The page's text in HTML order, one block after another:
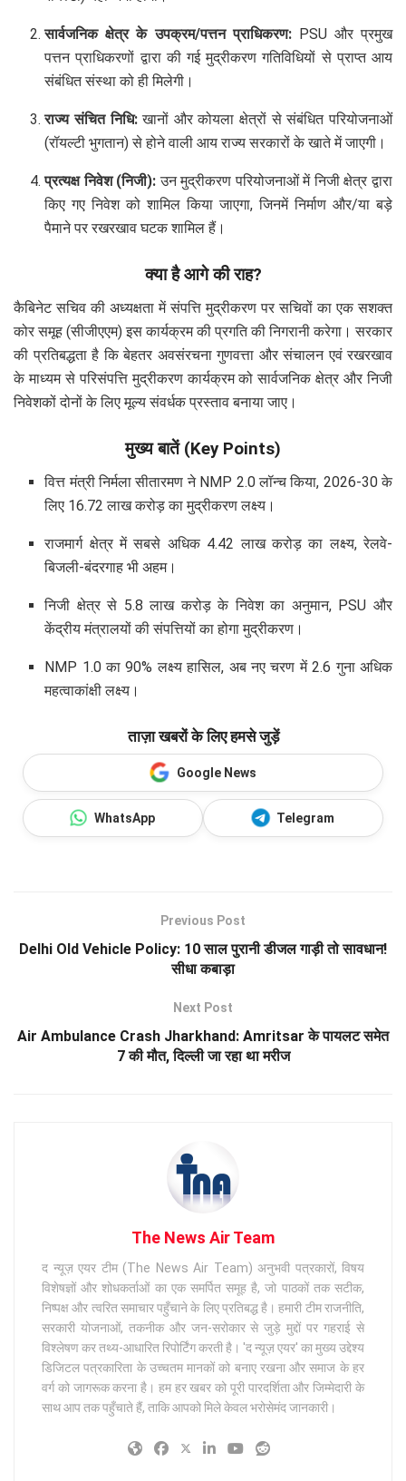
सार्वजनिक क्षेत्र के उपक्रम/पत्तन प्राधिकरण:PSU और प्रमुख
पत्तन प्राधिकरणों द्वारा की गई मुद्रीकरण गतिविधियों से प्राप्त आय
संबंधित संस्था को ही मिलेगी।
राज्य संचित निधि:खानों और कोयला क्षेत्रों से संबंधित परियोजनाओं
(रॉयल्टी भुगतान) से होने वाली आय राज्य सरकारों के खाते में जाएगी।
प्रत्यक्ष निवेश (निजी): उन मुद्रीकरण परियोजनाओं में निजी क्षेत्र द्वारा
किए गए निवेश को शामिल किया जाएगा, जिनमें निर्माण और/या बड़े
पैमाने पर रखरखाव घटक शामिल हैं।
क्या है आगे की राह?
कैबिनेट सचिव की अध्यक्षता में संपत्ति मुद्रीकरण पर सचिवों का एक सशक्त
कोर समूह (सीजीएएम) इस कार्यक्रम की प्रगति की निगरानी करेगा। सरकार
की प्रतिबद्धता है कि बेहतर अवसंरचना गुणवत्ता और संचालन एवं रखरखाव
के माध्यम से परिसंपत्ति मुद्रीकरण कार्यक्रम को सार्वजनिक क्षेत्र और निजी
निवेशकों दोनों के लिए मूल्य संवर्धक प्रस्ताव बनाया जाए।
मुख्य बातें (Key Points)
वित्त मंत्री निर्मला सीतारमण ने NMP 2.0 लॉन्च किया, 2026-30 के
लिए 16.72 लाख करोड़ का मुद्रीकरण लक्ष्य।
राजमार्ग क्षेत्र में सबसे अधिक 4.42 लाख करोड़ का लक्ष्य, रेलवे-
बिजली-बंदरगाह भी अहम।
निजी क्षेत्र से 5.8 लाख करोड़ के निवेश का अनुमान, PSU और
केंद्रीय मंत्रालयों की संपत्तियों का होगा मुद्रीकरण।
NMP 1.0 का 90% लक्ष्य हासिल, अब नए चरण में 2.6 गुना अधिक
महत्वाकांक्षी लक्ष्य।
ताज़ा खबरों के लिए हमसे जुड़ें
Google News
WhatsApp Telegram
Previous Post
Delhi Old Vehicle Policy: 10 साल पुरानी डीजल गाड़ी तो सावधान!
सीधा कबाड़ा
Next Post
Air Ambulance Crash Jharkhand: Amritsar के पायलट समेत
7 की मौत, दिल्ली जा रहा था मरीज
The News Air Team
द न्यूज़ एयर टीम (The News Air Team) अनुभवी पत्रकारों, विषय
विशेषज्ञों और शोधकर्ताओं का एक समर्पित समूह है, जो पाठकों तक सटीक,
निष्पक्ष और त्वरित समाचार पहुँचाने के लिए प्रतिबद्ध है। हमारी टीम राजनीति,
सरकारी योजनाओं, तकनीक और जन-सरोकार से जुड़े मुद्दों पर गहराई से
विश्लेषण कर तथ्य-आधारित रिपोर्टिंग करती है। 'द न्यूज़ एयर' का मुख्य उद्देश्य
डिजिटल पत्रकारिता के उच्चतम मानकों को बनाए रखना और समाज के हर
वर्ग को जागरूक करना है। हम हर खबर को पूरी पारदर्शिता और जिम्मेदारी के
साथ आप तक पहुँचाते हैं, ताकि आपको मिले केवल भरोसेमंद जानकारी।